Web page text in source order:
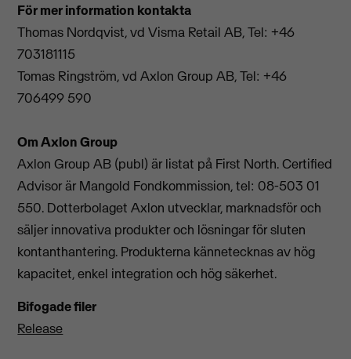
För mer information kontakta
Thomas Nordqvist, vd Visma Retail AB, Tel: +46
703181115
Tomas Ringström, vd Axlon Group AB, Tel: +46
706499 590
Om Axlon Group
Axlon Group AB (publ) är listat på First North. Certified
Advisor är Mangold Fondkommission, tel: 08-503 01
550. Dotterbolaget Axlon utvecklar, marknadsför och
säljer innovativa produkter och lösningar för sluten
kontanthantering. Produkterna kännetecknas av hög
kapacitet, enkel integration och hög säkerhet.
Bifogade filer
Release